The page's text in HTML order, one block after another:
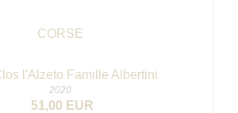
CORSE
l'Alzeto Famille Albertini
2020
51,00 EUR